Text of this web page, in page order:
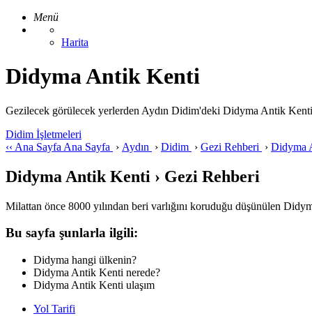
Menü
Harita
Didyma Antik Kenti
Gezilecek görülecek yerlerden Aydın Didim'deki Didyma Antik
Didim İşletmeleri
‹‹ Ana Sayfa Ana Sayfa › Aydın › Didim › Gezi Rehberi › Didyma
Didyma Antik Kenti › Gezi Rehberi
Milattan önce 8000 yılından beri varlığını koruduğu düşünülen
Bu sayfa şunlarla ilgili:
Didyma hangi ülkenin?
Didyma Antik Kenti nerede?
Didyma Antik Kenti ulaşım
Yol Tarifi